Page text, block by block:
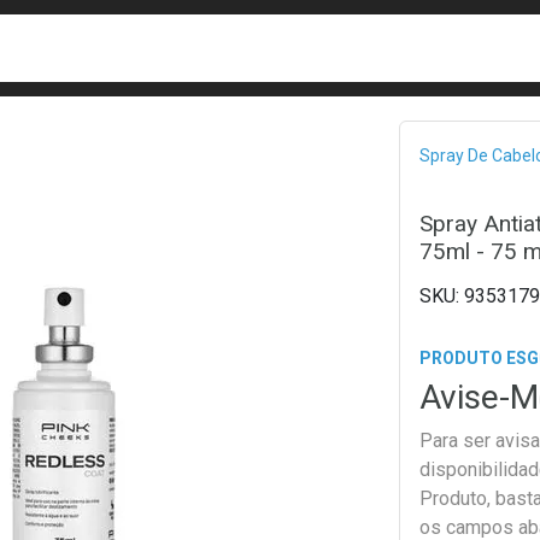
Spray De
Spray
75ml - 75
PRODUTO
Avise-
Para ser
Produto,
os campos